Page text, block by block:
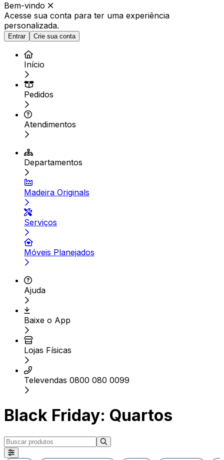
Bem-vindo
Acesse sua conta para ter uma experiência
personalizada.
Entrar Crie sua conta
Início
Pedidos
Atendimentos
Departamentos
Madeira Originals
Serviços
Móveis Planejados
Ajuda
Baixe o App
Lojas Físicas
Televendas 0800 080 0099
Black Friday: Quartos